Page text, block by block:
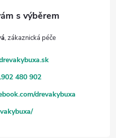
480 902
drevakybuxa